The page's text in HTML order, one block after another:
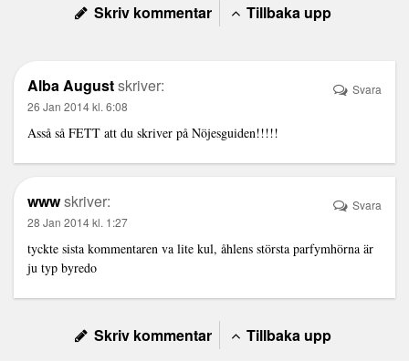
Skriv kommentar Tillbaka upp
Alba Augustskriver:
26 Jan 2014 kl. 6:08
Asså så FETT att du skriver på Nöjesguiden!!!!!
Svara
wwwskriver:
28 Jan 2014 kl. 1:27
tyckte sista kommentaren va lite kul, åhlens största parfymhörna är
ju typ byredo
Svara
Skriv kommentar Tillbaka upp